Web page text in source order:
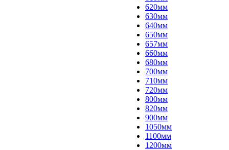
620мм
630мм
640мм
650мм
657мм
660мм
680мм
700мм
710мм
720мм
800мм
820мм
900мм
1050мм
1100мм
1200мм